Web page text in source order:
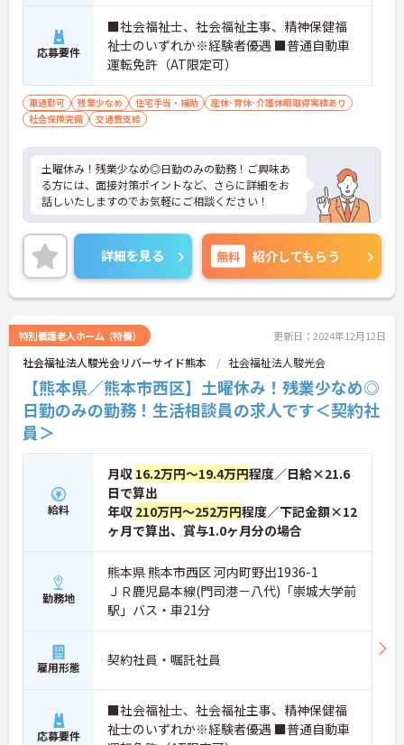
応募要件
■社会福祉士、社会福祉主事、精神保健福
祉士のいずれか※経験者優遇 ■普通自動車
運転免許（AT限定可）
車通勤可 残業少なめ 住宅手当・補助
産休･育休･介護休暇取得実績あり
社会保険完備
交通費支給
土曜休み！残業少なめ◎日勤のみの勤務！ご興味あ
る方には、面接対策ポイントなど、さらに詳細をお
話しいたしますのでお気軽にご相談ください！
詳細を見る 無料 紹介してもらう
特別養護老人ホーム（特養） 更新日：2024年12月12日
社会福祉法人駿光会リバーサイド熊本 社会福祉法人駿光会
【熊本県／熊本市西区】土曜休み！残業少なめ◎
日勤のみの勤務！生活相談員の求人です＜契約社
員＞
給料
月収 16.2万円～19.4万円程度／日給×21.6
日で算出
年収 210万円～252万円程度／下記金額×12
ヶ月で算出、賞与1.0ヶ月分の場合
勤務地
熊本県 熊本市西区 河内町野出1936-1
ＪＲ鹿児島本線(門司港－八代)「崇城大学前
駅」バス・車21分
雇用形態 契約社員・嘱託社員
応募要件
■社会福祉士、社会福祉主事、精神保健福
祉士のいずれか※経験者優遇 ■普通自動車